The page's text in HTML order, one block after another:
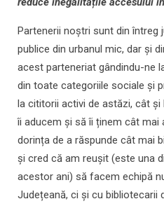
Partenerii noștri sunt din întreg
publice din urbanul mic, dar și
acest parteneriat gândindu-ne
din toate categoriile sociale și
la cititorii activi de astăzi, cât
îi aducem și să îi ținem cât mai
dorința de a răspunde cât mai
și cred că am reușit (este una
acestor ani) să facem echipă
Județeană, ci și cu bibliotecarii